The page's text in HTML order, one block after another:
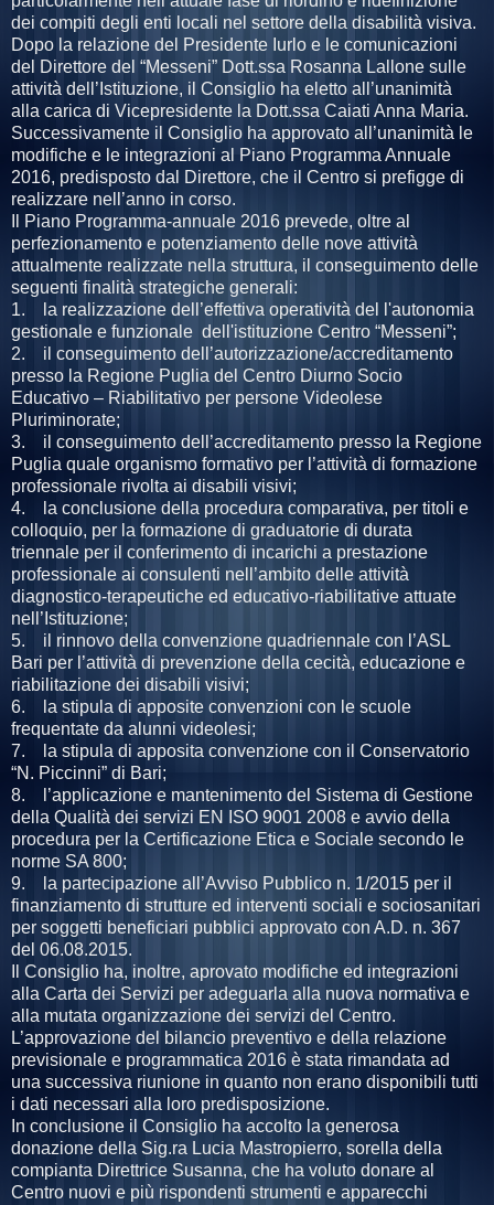
dei compiti degli enti locali nel settore della disabilità visiva.
Dopo la relazione del Presidente Iurlo e le comunicazioni
del Direttore del “Messeni” Dott.ssa Rosanna Lallone sulle
attività dell’Istituzione, il Consiglio ha eletto all’unanimità
alla carica di Vicepresidente la Dott.ssa Caiati Anna Maria.
Successivamente il Consiglio ha approvato all’unanimità le
modifiche e le integrazioni al Piano Programma Annuale
2016, predisposto dal Direttore, che il Centro si prefigge di
realizzare nell’anno in corso.
Il Piano Programma-annuale 2016 prevede, oltre al
perfezionamento e potenziamento delle nove attività
attualmente realizzate nella struttura, il conseguimento delle
seguenti finalità strategiche generali:
1. la realizzazione dell’effettiva operatività del l'autonomia
gestionale e funzionale dell'istituzione Centro “Messeni”;
2. il conseguimento dell’autorizzazione/accreditamento
presso la Regione Puglia del Centro Diurno Socio
Educativo – Riabilitativo per persone Videolese
Pluriminorate;
3. il conseguimento dell’accreditamento presso la Regione
Puglia quale organismo formativo per l’attività di formazione
professionale rivolta ai disabili visivi;
4. la conclusione della procedura comparativa, per titoli e
colloquio, per la formazione di graduatorie di durata
triennale per il conferimento di incarichi a prestazione
professionale ai consulenti nell’ambito delle attività
diagnostico-terapeutiche ed educativo-riabilitative attuate
nell’Istituzione;
5. il rinnovo della convenzione quadriennale con l’ASL
Bari per l’attività di prevenzione della cecità, educazione e
riabilitazione dei disabili visivi;
6. la stipula di apposite convenzioni con le scuole
frequentate da alunni videolesi;
7. la stipula di apposita convenzione con il Conservatorio
“N. Piccinni” di Bari;
8. l’applicazione e mantenimento del Sistema di Gestione
della Qualità dei servizi EN ISO 9001 2008 e avvio della
procedura per la Certificazione Etica e Sociale secondo le
norme SA 800;
9. la partecipazione all’Avviso Pubblico n. 1/2015 per il
finanziamento di strutture ed interventi sociali e sociosanitari
per soggetti beneficiari pubblici approvato con A.D. n. 367
del 06.08.2015.
Il Consiglio ha, inoltre, aprovato modifiche ed integrazioni
alla Carta dei Servizi per adeguarla alla nuova normativa e
alla mutata organizzazione dei servizi del Centro.
L’approvazione del bilancio preventivo e della relazione
previsionale e programmatica 2016 è stata rimandata ad
una successiva riunione in quanto non erano disponibili tutti
i dati necessari alla loro predisposizione.
In conclusione il Consiglio ha accolto la generosa
donazione della Sig.ra Lucia Mastropierro, sorella della
compianta Direttrice Susanna, che ha voluto donare al
Centro nuovi e più rispondenti strumenti e apparecchi